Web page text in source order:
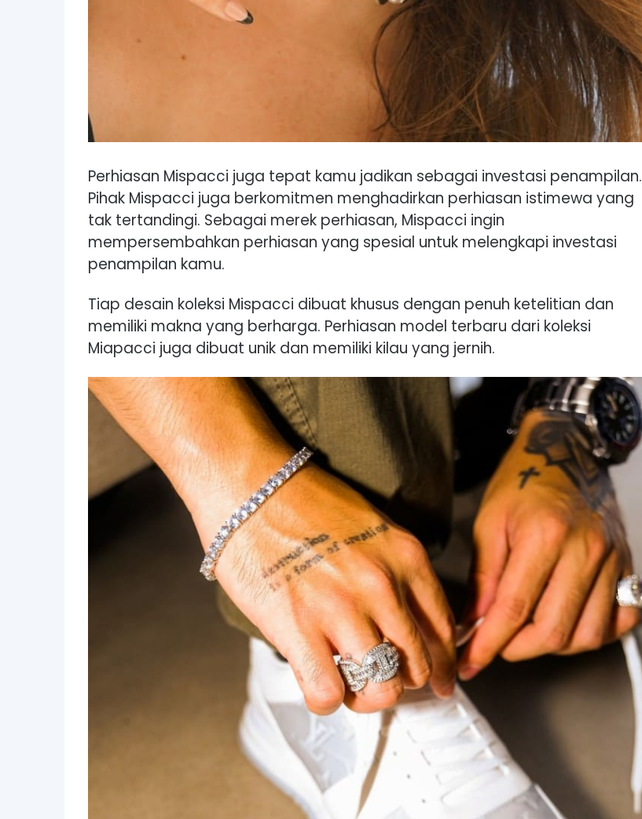
Perhiasan Mispacci juga tepat kamu jadikan sebagai investasi penampilan.
Pihak Mispacci juga berkomitmen menghadirkan perhiasan istimewa yang
tak tertandingi. Sebagai merek perhiasan, Mispacci ingin
mempersembahkan perhiasan yang spesial untuk melengkapi investasi
penampilan kamu.
Tiap desain koleksi Mispacci dibuat khusus dengan penuh ketelitian dan
memiliki makna yang berharga. Perhiasan model terbaru dari koleksi
Miapacci juga dibuat unik dan memiliki kilau yang jernih.